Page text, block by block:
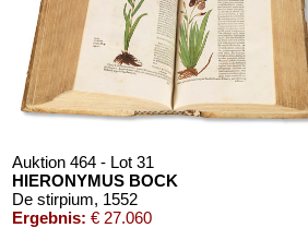
Auktion 464 - Lot 31
HIERONYMUS BOCK
De stirpium, 1552
Ergebnis: € 27.060